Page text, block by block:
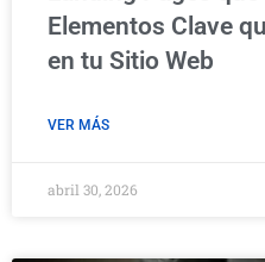
Elementos Clave
en tu Sitio Web
VER MÁS
abril 30, 2026